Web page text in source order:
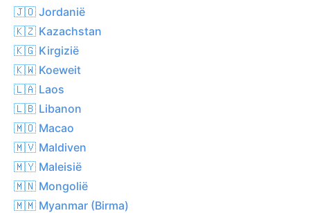
🇯🇴 Jordanië
🇰🇿 Kazachstan
🇰🇬 Kirgizië
🇰🇼 Koeweit
🇱🇦 Laos
🇱🇧 Libanon
🇲🇴 Macao
🇲🇻 Maldiven
🇲🇾 Maleisië
🇲🇳 Mongolië
🇲🇲 Myanmar (Birma)